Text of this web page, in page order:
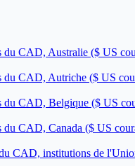
du CAD, Australie ($ US
du CAD, Autriche ($ US
du CAD, Belgique ($ US
du CAD, Canada ($ US
CAD, institutions de